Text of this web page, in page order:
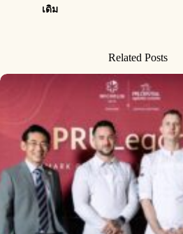
เดิม
Related Posts